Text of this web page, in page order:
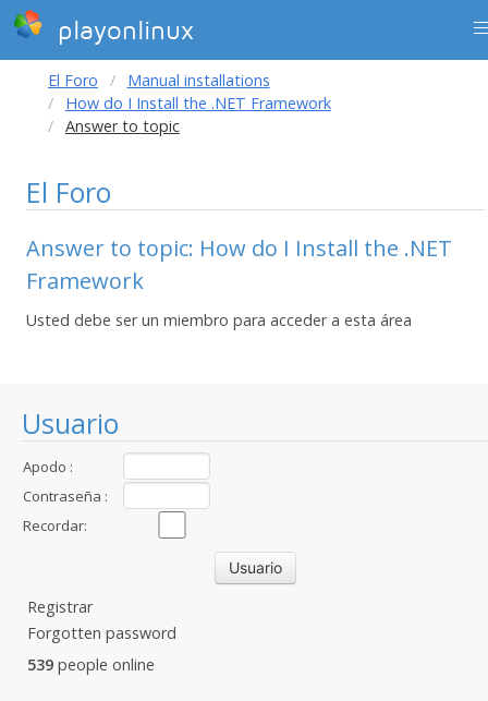
playonlinux
Usuario
Apodo :
Contraseña :
Recordar:
Registrar
Forgotten password
539 people online
El Foro
Manual installations
How do I Install the .NET Framework
Answer to topic
El Foro
Answer to topic: How do I Install the .NET
Framework
Usted debe ser un miembro para acceder a esta área